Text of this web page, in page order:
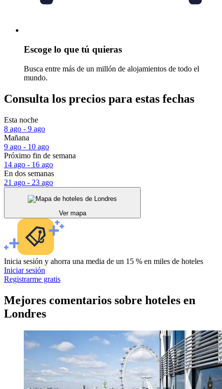
Escoge lo que tú quieras
Busca entre más de un millón de alojamientos de todo el
mundo.
Consulta los precios para estas fechas
Esta noche
8 ago - 9 ago
Mañana
9 ago - 10 ago
Próximo fin de semana
14 ago - 16 ago
En dos semanas
21 ago - 23 ago
Ver mapa
Inicia sesión y ahorra una media de un 15 % en miles de hoteles
Iniciar sesión
Registrarme gratis
Mejores comentarios sobre hoteles en
Londres